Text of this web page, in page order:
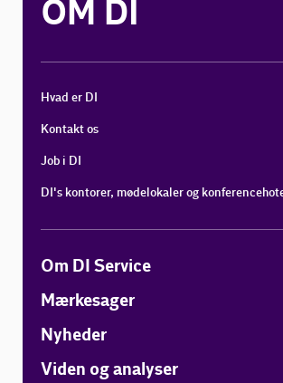
OM DI
Hvad er DI
Kontakt os
Job i DI
DI's kontorer, mødelokaler og
Om DI Service
Mærkesager
Nyheder
Viden og analyser